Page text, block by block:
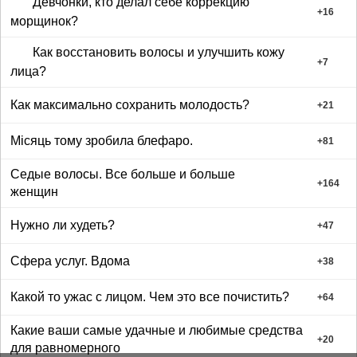
морщинок?
+16
Как восстановить волосы и улучшить кожу
лица?
+7
Как максимально сохранить молодость? +21
Місяць тому зробила блефаро. +81
Седые волосы. Все больше и больше
женщин
+164
Нужно ли худеть? +47
Сфера услуг. Вдома +38
Какой то ужас с лицом. Чем это все почистить? +64
Какие ваши самые удачные и любимые средства
для равномерного
+20